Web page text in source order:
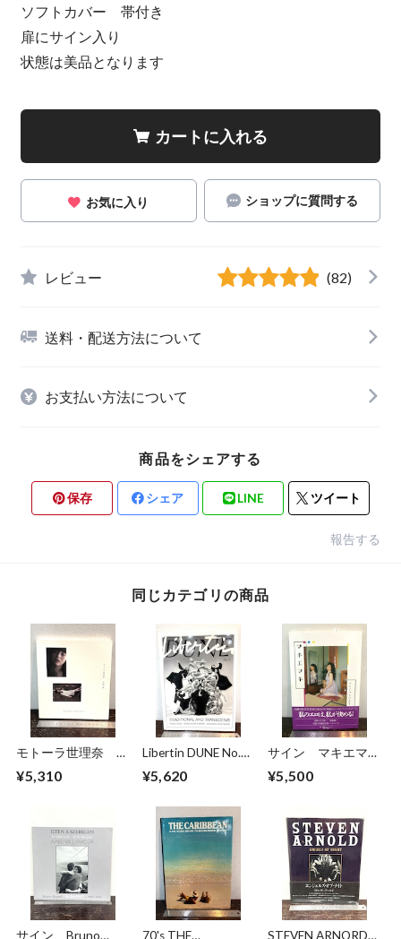
ソフトカバー 帯付き
扉にサイン入り
状態は美品となります
カートに入れる
お気に入り ショップに質問する
レビュー (82)
送料・配送方法について
お支払い方法について
商品をシェアする
保存 シェア LINE ツイート
報告する
同じカテゴリの商品
モトーラ世理奈
¥5,310
Libertin DUNE No.5
TRANSCEND
¥5,620
サイン マキエマキ
¥5,500
サイン Bruno
70's THE
STEVEN ARNORD